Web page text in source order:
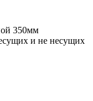
350мм
и не несущих